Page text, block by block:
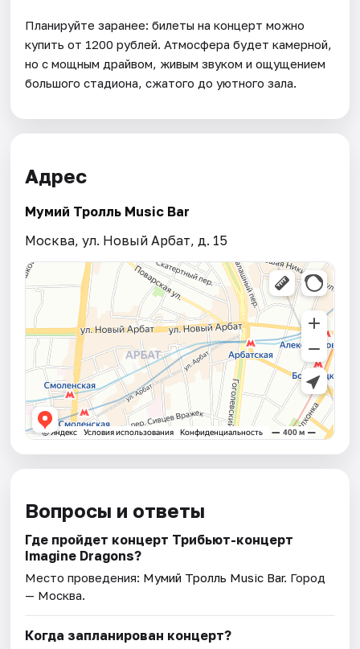
Планируйте заранее: билеты на концерт можно
купить от 1200 рублей. Атмосфера будет камерной,
но с мощным драйвом, живым звуком и ощущением
большого стадиона, сжатого до уютного зала.
Адрес
Мумий Тролль Music Bar
Москва, ул. Новый Арбат, д. 15
Вопросы и ответы
Где пройдет концерт Трибьют-концерт
Imagine Dragons?
Место проведения: Мумий Тролль Music Bar. Город
— Москва.
Когда запланирован концерт?